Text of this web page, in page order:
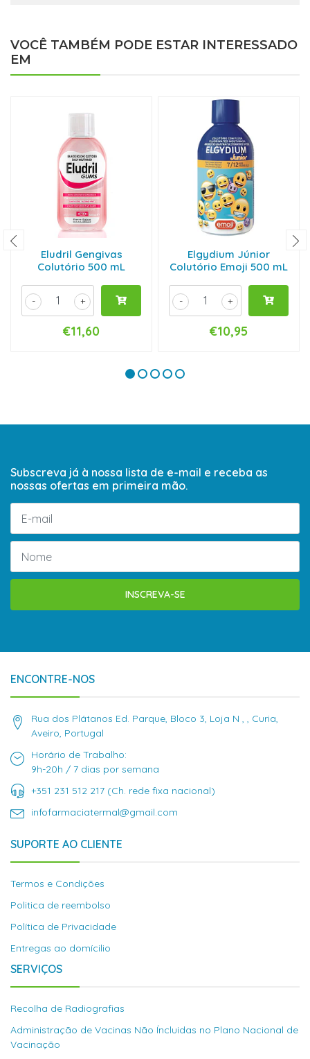
VOCÊ TAMBÉM PODE ESTAR INTERESSADO
EM
Eludril Gengivas
Colutório 500 mL
+
-
€11,60
Elgydium Júnior
Colutório Emoji 500 mL
+
-
€10,95
Subscreva já à nossa lista de e-mail e receba as
nossas ofertas em primeira mão.
INSCREVA-SE
ENCONTRE-NOS
Rua dos Plátanos Ed. Parque, Bloco 3, Loja N , , Curia,
Aveiro, Portugal
Horário de Trabalho:
9h-20h / 7 dias por semana
+351 231 512 217 (Ch. rede fixa nacional)
infofarmaciatermal@gmail.com
SUPORTE AO CLIENTE
Termos e Condições
Politica de reembolso
Política de Privacidade
Entregas ao domícilio
SERVIÇOS
Recolha de Radiografias
Administração de Vacinas Não Íncluidas no Plano Nacional de
Vacinação